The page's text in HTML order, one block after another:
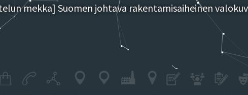
mekka] Suomen johtava rakentamisaiheinen